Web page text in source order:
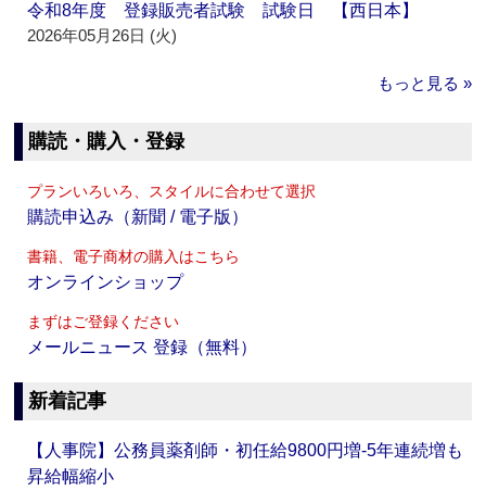
令和8年度 登録販売者試験 試験日 【西日本】
2026年05月26日 (火)
もっと見る »
購読・購入・登録
プランいろいろ、スタイルに合わせて選択
購読申込み（新聞 / 電子版）
書籍、電子商材の購入はこちら
オンラインショップ
まずはご登録ください
メールニュース 登録（無料）
新着記事
【人事院】公務員薬剤師・初任給9800円増‐5年連続増も
昇給幅縮小